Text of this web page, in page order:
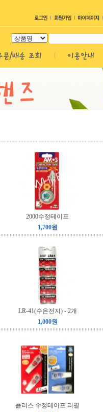
2000수정테이프
1,700원
LR-41(수은전지) - 2개
1,000원
플러스 수정테이프 리필